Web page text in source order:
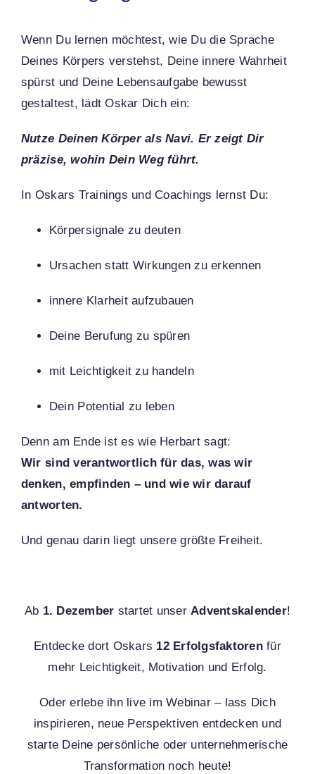
Wenn Du lernen möchtest, wie Du die Sprache
Deines Körpers verstehst, Deine innere Wahrheit
spürst und Deine Lebensaufgabe bewusst
gestaltest, lädt Oskar Dich ein:
Nutze Deinen Körper als Navi. Er zeigt Dir
präzise, wohin Dein Weg führt.
In Oskars Trainings und Coachings lernst Du:
Körpersignale zu deuten
Ursachen statt Wirkungen zu erkennen
innere Klarheit aufzubauen
Deine Berufung zu spüren
mit Leichtigkeit zu handeln
Dein Potential zu leben
Denn am Ende ist es wie Herbart sagt:
Wir sind verantwortlich für das, was wir
denken, empfinden – und wie wir darauf
antworten.
Und genau darin liegt unsere größte Freiheit.
Ab 1. Dezember startet unserAdventskalender!
Entdecke dort Oskars 12 Erfolgsfaktorenfür
mehr Leichtigkeit, Motivation und Erfolg.
Oder erlebe ihn live im Webinar – lass Dich
inspirieren, neue Perspektiven entdecken und
starte Deine persönliche oder unternehmerische
Transformation noch heute!